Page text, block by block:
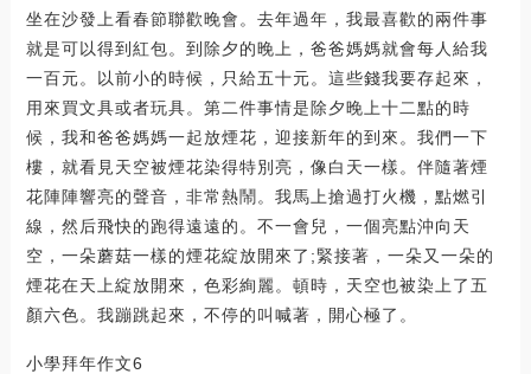
坐在沙發上看春節聯歡晚會。去年過年，我最喜歡的兩件事
就是可以得到紅包。到除夕的晚上，爸爸媽媽就會每人給我
一百元。以前小的時候，只給五十元。這些錢我要存起來，
用來買文具或者玩具。第二件事情是除夕晚上十二點的時
候，我和爸爸媽媽一起放煙花，迎接新年的到來。我們一下
樓，就看見天空被煙花染得特別亮，像白天一樣。伴隨著煙
花陣陣響亮的聲音，非常熱鬧。我馬上搶過打火機，點燃引
線，然后飛快的跑得遠遠的。不一會兒，一個亮點沖向天
空，一朵蘑菇一樣的煙花綻放開來了;緊接著，一朵又一朵的
煙花在天上綻放開來，色彩絢麗。頓時，天空也被染上了五
顏六色。我蹦跳起來，不停的叫喊著，開心極了。
小學拜年作文6